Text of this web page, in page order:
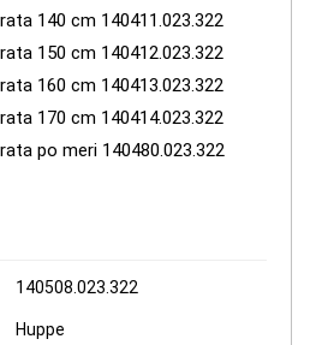
140 cm 140411.023.322
150 cm 140412.023.322
160 cm 140413.023.322
170 cm 140414.023.322
po meri 140480.023.322
140508.023.322
Huppe